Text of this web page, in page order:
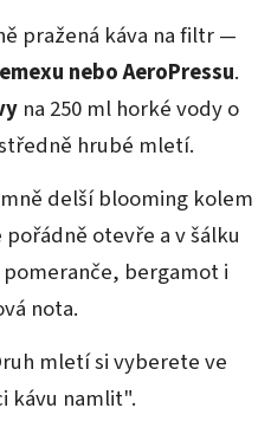
pražená káva na filtr —
nebo AeroPressu.
na 250 ml horké vody o
hrubé mletí.
delší blooming kolem
otevře a v šálku
bergamot i
nota.
mletí si vyberete ve
kávu namlit".